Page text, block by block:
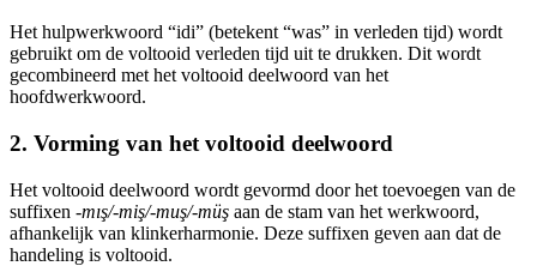
Het hulpwerkwoord “idi” (betekent “was” in verleden tijd) wordt
gebruikt om de voltooid verleden tijd uit te drukken. Dit wordt
gecombineerd met het voltooid deelwoord van het
hoofdwerkwoord.
2. Vorming van het voltooid deelwoord
Het voltooid deelwoord wordt gevormd door het toevoegen van de
suffixen -mış/-miş/-muş/-müş aan de stam van het werkwoord,
afhankelijk van klinkerharmonie. Deze suffixen geven aan dat de
handeling is voltooid.